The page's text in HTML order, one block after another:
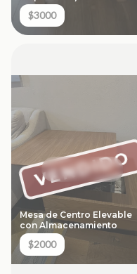
$3000
VENDIDO
Mesa de Centro Elevable
con Almacenamiento
$2000